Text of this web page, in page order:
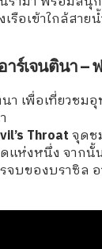
เรือเข้าใกล้สา
าร์เจนตินา –
า เพื่อเที่ยวชม
Throatจุดช
ห่งหนึ่ง จากนั้
จบของบราซิล อ
ซู – ซานติอาโ